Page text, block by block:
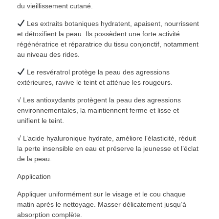
du vieillissement cutané.
Les extraits botaniques hydratent, apaisent, nourrissent
et détoxifient la peau. Ils possèdent une forte activité
régénératrice et réparatrice du tissu conjonctif, notamment
au niveau des rides.
Le resvératrol protège la peau des agressions
extérieures, ravive le teint et atténue les rougeurs.
√ Les antioxydants protègent la peau des agressions
environnementales, la maintiennent ferme et lisse et
unifient le teint.
√ L’acide hyaluronique hydrate, améliore l’élasticité, réduit
la perte insensible en eau et préserve la jeunesse et l’éclat
de la peau.
Application
Appliquer uniformément sur le visage et le cou chaque
matin après le nettoyage. Masser délicatement jusqu’à
absorption complète.